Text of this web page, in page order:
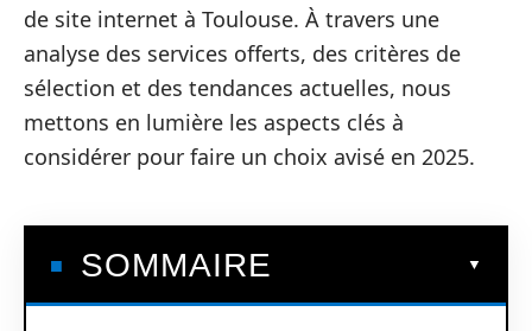
de site internet à Toulouse. À travers une
analyse des services offerts, des critères de
sélection et des tendances actuelles, nous
mettons en lumière les aspects clés à
considérer pour faire un choix avisé en 2025.
SOMMAIRE